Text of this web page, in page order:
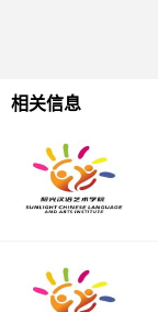
相关信息